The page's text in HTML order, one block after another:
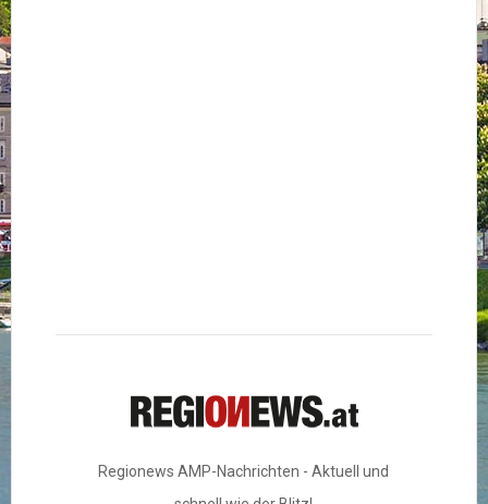
Regionews AMP-Nachrichten - Aktuell und